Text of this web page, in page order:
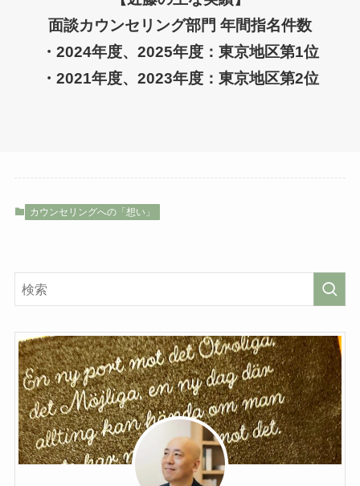
面談カウンセリング部門 年間指名件数
・2024年度、2025年度：東京地区第1位
・2021年度、2023年度：東京地区第2位
カウンセリングへの「想い」